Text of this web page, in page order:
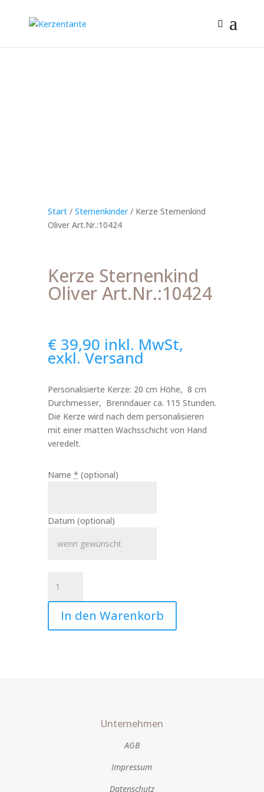
Start/ Sternenkinder/ Kerze Sternenkind
Oliver Art.Nr.:10424
Kerze Sternenkind
Oliver Art.Nr.:10424
€39,90 inkl. MwSt,
exkl. Versand
Personalisierte Kerze: 20 cm Höhe, 8 cm
Durchmesser, Brenndauer ca. 115 Stunden.
Die Kerze wird nach dem personalisieren
mit einer matten Wachsschicht von Hand
veredelt.
Name * (optional)
Datum (optional)
Sternenkind
Oliver
Art.Nr.:10424
Menge
In den Warenkorb
Unternehmen
AGB
Impressum
Datenschutz